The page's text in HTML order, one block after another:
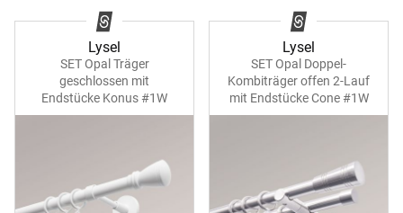
Lysel
SET Opal Träger
geschlossen mit
Endstücke Konus #1W
Lysel
SET Opal Doppel-
Kombiträger offen 2-Lauf
mit Endstücke Cone #1W